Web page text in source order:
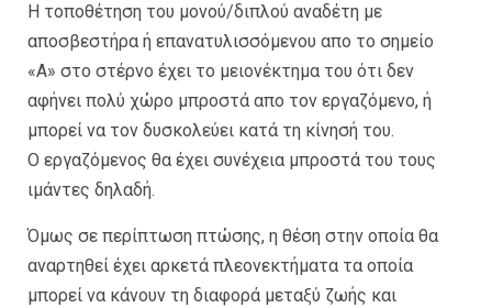
Η τοποθέτηση του μονού/διπλού αναδέτη με
αποσβεστήρα ή επανατυλισσόμενου απο το σημείο
«Α» στο στέρνο έχει το μειονέκτημα του ότι δεν
αφήνει πολύ χώρο μπροστά απο τον εργαζόμενο, ή
μπορεί να τον δυσκολεύει κατά τη κίνησή του.
Ο εργαζόμενος θα έχει συνέχεια μπροστά του τους
ιμάντες δηλαδή.
Όμως σε περίπτωση πτώσης, η θέση στην οποία θα
αναρτηθεί έχει αρκετά πλεονεκτήματα τα οποία
μπορεί να κάνουν τη διαφορά μεταξύ ζωής και